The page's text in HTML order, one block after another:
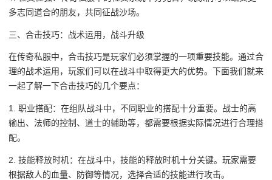
多志同道合的朋友，共同征战沙场。
三、合击技巧：战术运用，战斗升级
在传奇私服中，合击技巧是玩家们必须掌握的一项重要技能。通过合
理的战术运用，玩家们可以在战斗中取得更大的优势。下面我们就来
一起了解一下合击技巧的几个要点：
1. 职业搭配：在组队战斗中，不同职业的搭配十分重要。战士的高
输出、法师的控制、道士的辅助等，都需要根据实际情况进行合理搭
配。
2. 技能释放时机：在战斗中，技能的释放时机十分关键。玩家需要
根据敌人的血量、防御等情况，选择合适的技能进行攻击。